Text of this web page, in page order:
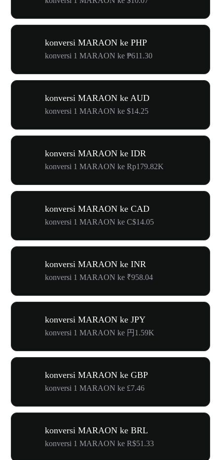
konversi MARAON ke PHP
konversi 1 MARAON ke ₱611.30
konversi MARAON ke AUD
konversi 1 MARAON ke $14.25
konversi MARAON ke IDR
konversi 1 MARAON ke Rp179.82K
konversi MARAON ke CAD
konversi 1 MARAON ke C$14.05
konversi MARAON ke INR
konversi 1 MARAON ke ₹958.04
konversi MARAON ke JPY
konversi 1 MARAON ke 円1.59K
konversi MARAON ke GBP
konversi 1 MARAON ke £7.46
konversi MARAON ke BRL
konversi 1 MARAON ke R$51.33